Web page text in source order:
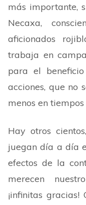
más importante,
Necaxa,
aficionados
trabaja en
para el
acciones, que no
menos en
Hay otros
juegan día a día
efectos de la
merecen
¡infinitas